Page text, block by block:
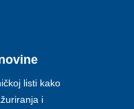
listi kako
i